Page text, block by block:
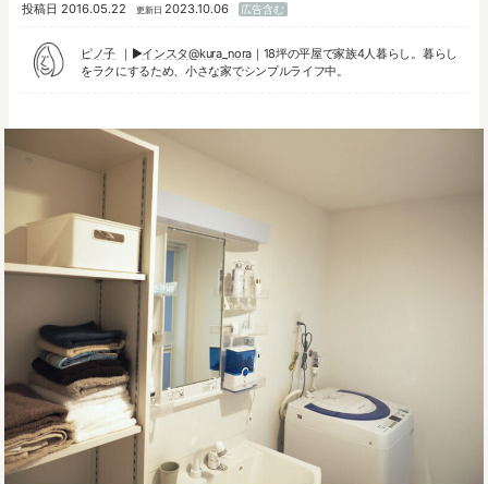
投稿日 2016.05.22 更新日 2023.10.06 広告含む
ピノ子 ▶︎インスタ@kura_nora｜18坪の平屋で家族4人暮らし。暮らし
をラクにするため、小さな家でシンプルライフ中。